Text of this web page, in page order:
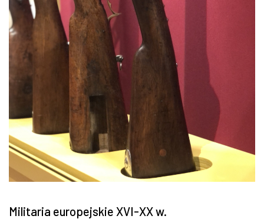
Militaria europejskie XVI-XX w.